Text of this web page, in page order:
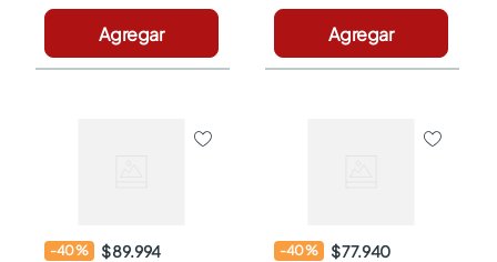
Agregar Agregar
-40% $ 89.994 -40% $ 77.940